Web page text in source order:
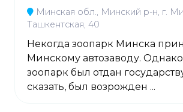
Минская обл., Минский р-н, г.
Ташкентская, 40
Некогда зоопарк Минска
Минскому автозаводу. Однако
зоопарк был отдан
сказать, был возрожден ...